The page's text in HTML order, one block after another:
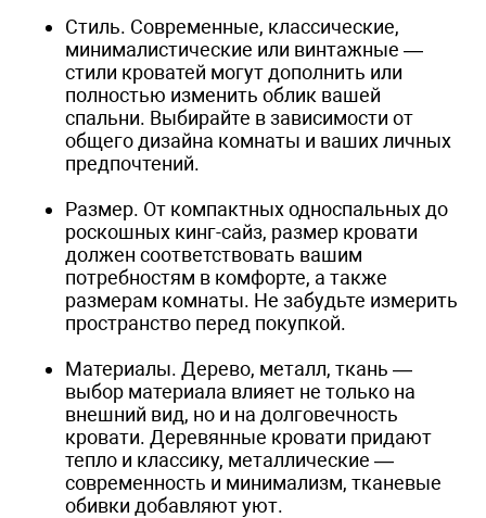
Стиль. Современные, классические,
минималистические или винтажные —
стили кроватей могут дополнить или
полностью изменить облик вашей
спальни. Выбирайте в зависимости от
общего дизайна комнаты и ваших личных
предпочтений.
Размер. От компактных односпальных до
роскошных кинг-сайз, размер кровати
должен соответствовать вашим
потребностям в комфорте, а также
размерам комнаты. Не забудьте измерить
пространство перед покупкой.
Материалы. Дерево, металл, ткань —
выбор материала влияет не только на
внешний вид, но и на долговечность
кровати. Деревянные кровати придают
тепло и классику, металлические —
современность и минимализм, тканевые
обивки добавляют уют.